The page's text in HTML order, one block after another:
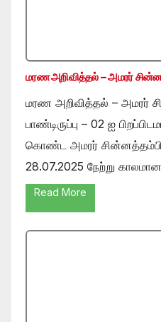
மரண அறிவித்தல் – அமரர்
மரண அறிவித்தல் – அமரர்
பாண்டிருப்பு – 02 ஐ
கொண்ட அமரர்
28.07.2025 நேற்று
Read More